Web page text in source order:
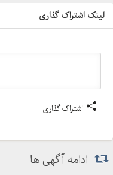
لینک اشتراک گذاری
اشتراک گذاری
ادامه آگهی ها